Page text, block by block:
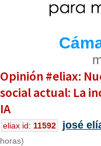
Opinión #eliax:
social actual: La
IA
eliax id: 11592 josé
horas)